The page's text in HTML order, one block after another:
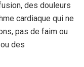
des douleurs
cardiaque qui ne
pas de faim ou
des